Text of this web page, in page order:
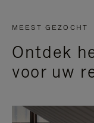
MEEST GEZOCHT
Ontdek
voor uw